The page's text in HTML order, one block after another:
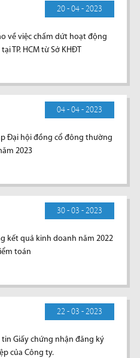
20 - 04 - 2023
về việc chấm dứt hoạt động
TP. HCM từ Sở KHĐT
04 - 04 - 2023
Đại hội đồng cổ đông thường
2023
30 - 03 - 2023
kết quả kinh doanh năm 2022
toán
22 - 03 - 2023
Giấy chứng nhận đăng ký
của Công ty.